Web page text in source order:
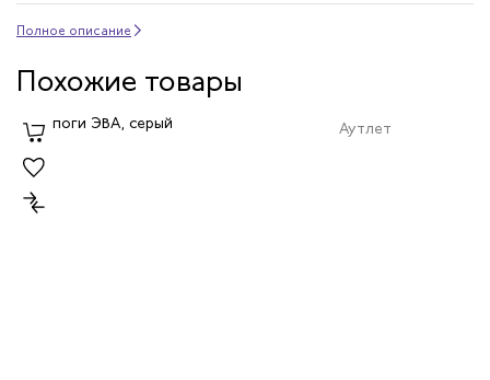
Полное описание
Похожие товары
Аутлет